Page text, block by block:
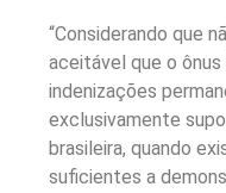
“Considerando que
aceitável que o
indenizações
exclusivamente
brasileira, quando
suficientes a